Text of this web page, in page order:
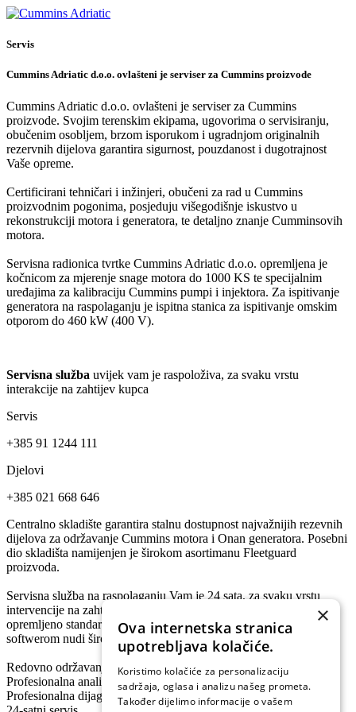
Servis
Cummins Adriatic d.o.o. ovlašteni je serviser za Cummins proizvode
Cummins Adriatic d.o.o. ovlašteni je serviser za Cummins
proizvode. Svojim terenskim ekipama, ugovorima o servisiranju,
obučenim osobljem, brzom isporukom i ugradnjom originalnih
rezervnih dijelova garantira sigurnost, pouzdanost i dugotrajnost
Vaše opreme.
Certificirani tehničari i inžinjeri, obučeni za rad u Cummins
proizvodnim pogonima, posjeduju višegodišnje iskustvo u
rekonstrukciji motora i generatora, te detaljno znanje Cumminsovih
motora.
Servisna radionica tvrtke Cummins Adriatic d.o.o. opremljena je
kočnicom za mjerenje snage motora do 1000 KS te specijalnim
uređajima za kalibraciju Cummins pumpi i injektora. Za ispitivanje
generatora na raspolaganju je ispitna stanica za ispitivanje omskim
otporom do 460 kW (400 V).
Servisna služba uvijek vam je raspoloživa, za svaku vrstu
interakcije na zahtijev kupca
Servis
+385 91 1244 111
Djelovi
+385 021 668 646
Centralno skladište garantira stalnu dostupnost najvažnijih rezevnih
dijelova za održavanje Cummins motora i Onan generatora. Posebni
dio skladišta namijenjen je širokom asortimanu Fleetguard
proizvoda.
Servisna služba na raspolaganju Vam je 24 sata, za svaku vrstu
intervencije na zahtjev kupca. Visoko kvalificirano osoblje servisa,
opremljeno standardnim i specijalnim alatima, te Cummins Insite
softwerom nudi širok spektar usluga kao što su:
Redovno održavanje
Profesionalna analiza mehaničkih i električnih kvarova
Profesionalna dijagnostika s programom Cummins Insite
×
Ova internetska stranica
upotrebljava kolačiće.
Koristimo kolačiće za personalizaciju
sadržaja, oglasa i analizu našeg prometa.
Također dijelimo informacije o vašem